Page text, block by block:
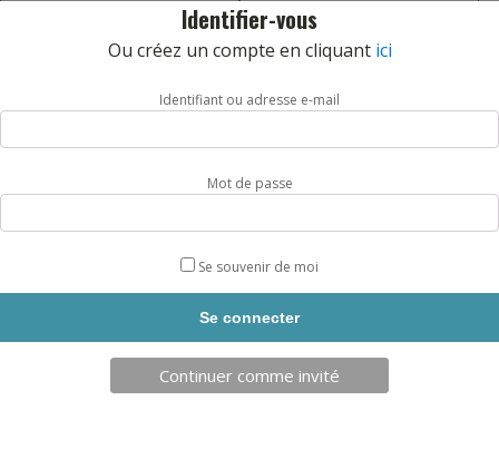
REF: BAD100003
Identifier-vous
Ou créez un compte en cliquant ici
Identifiant ou adresse e-mail
Mot de passe
Se souvenir de moi
Continuer comme invité